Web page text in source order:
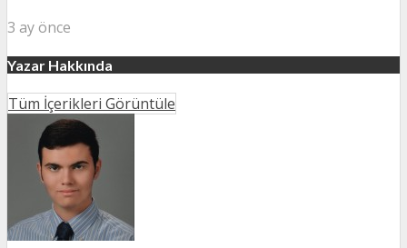
3 ay önce
Yazar Hakkında
Tüm İçerikleri Görüntüle